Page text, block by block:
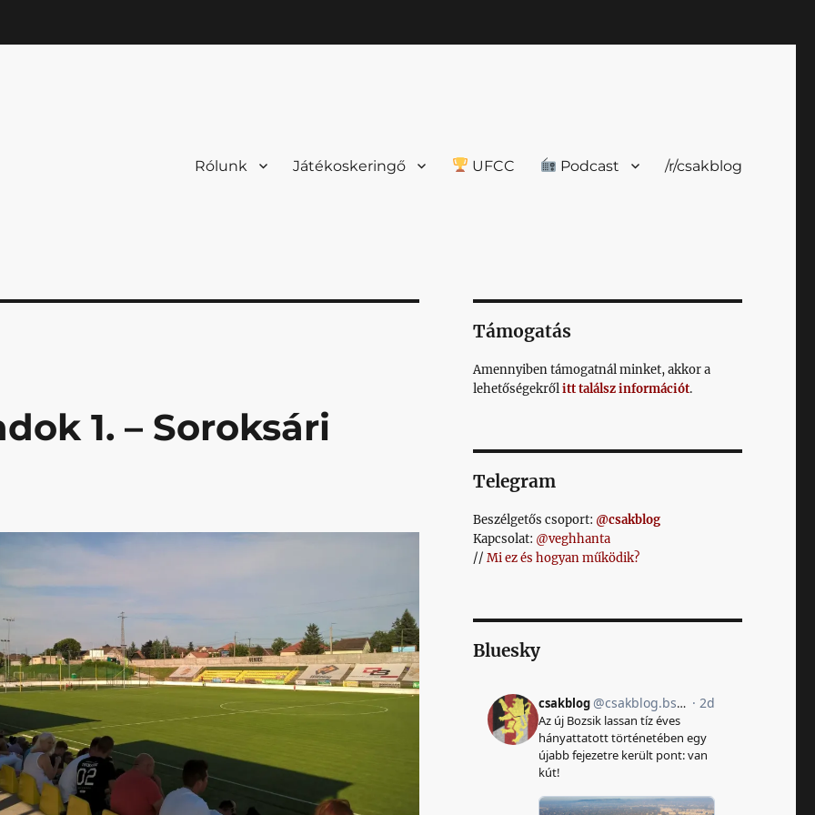
Rólunk Játékoskeringő UFCC Podcast /r/csakblog
1. – Soroksári
Támogatás
Amennyiben támogatnál minket, akkor a
lehetőségekrőlitt találsz információt.
Telegram
Beszélgetős csoport: @csakblog
Kapcsolat: @veghhanta
// Mi ez és hogyan működik?
Bluesky